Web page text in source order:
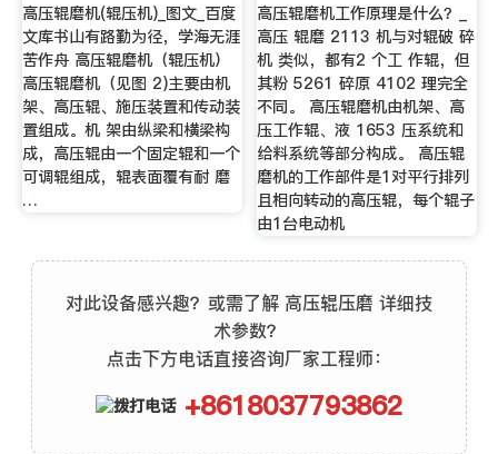
高压辊磨机(辊压机)_图文_百度
文库书山有路勤为径，学海无涯
苦作舟 高压辊磨机（辊压机）
高压辊磨机（见图 2)主要由机
架、高压辊、施压装置和传动装
置组成。机 架由纵梁和横梁构
成，高压辊由一个固定辊和一个
可调辊组成，辊表面覆有耐 磨
…
高压辊磨机工作原理是什么？_
高压 辊磨 2113 机与对辊破 碎
机 类似，都有2 个工 作辊，但
其粉 5261 碎原 4102 理完全
不同。 高压辊磨机由机架、高
压工作辊、液 1653 压系统和
给料系统等部分构成。 高压辊
磨机的工作部件是1对平行排列
且相向转动的高压辊，每个辊子
由1台电动机
对此设备感兴趣？或需了解 高压辊压磨 详细技
术参数？
点击下方电话直接咨询厂家工程师：
+8618037793862